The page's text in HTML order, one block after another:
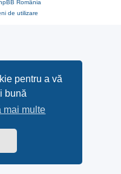
pentru a vă
bună
mai multe
România
de utilizare